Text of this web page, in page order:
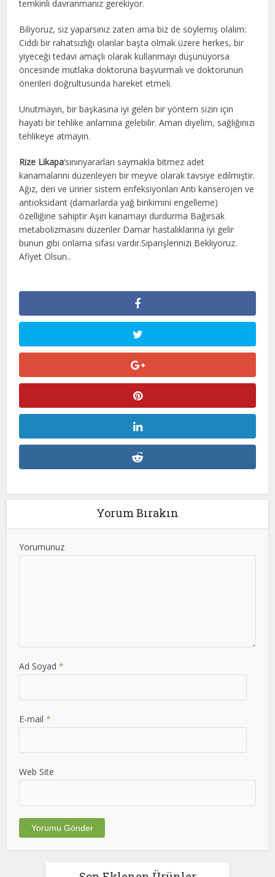
temkinli davranmanız gerekiyor.
Biliyoruz, siz yaparsınız zaten ama biz de söylemiş olalım:
Ciddi bir rahatsızlığı olanlar başta olmak üzere herkes, bir
yiyeceği tedavi amaçlı olarak kullanmayı düşünüyorsa
öncesinde mutlaka doktoruna başvurmalı ve doktorunun
önerileri doğrultusunda hareket etmeli.
Unutmayın, bir başkasına iyi gelen bir yöntem sizin için
hayati bir tehlike anlamına gelebilir. Aman diyelim, sağlığınızı
tehlikeye atmayın.
Rize Likapa‘sınınyararları saymakla bitmez adet
kanamalarını düzenleyen bir meyve olarak tavsiye edilmiştir.
Ağız, deri ve üriner sistem enfeksiyonları Anti kanserojen ve
antioksidant (damarlarda yağ birikimini engelleme)
özelliğine sahiptir Aşırı kanamayı durdurma Bağırsak
metabolizmasını düzenler Damar hastalıklarına iyi gelir
bunun gibi onlarna sifası vardır.Siparişlerinizi Bekliyoruz.
Afiyet Olsun..
Yorum Bırakın
Yorumunuz
Ad Soyad*
E-mail*
Web Site